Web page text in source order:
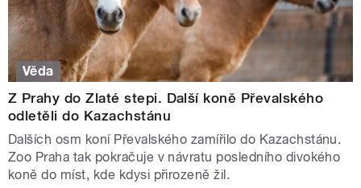
Věda
Z Prahy do Zlaté stepi. Další koně Převalského
odletěli do Kazachstánu
Dalších osm koní Převalského zamířilo do Kazachstánu.
Zoo Praha tak pokračuje v návratu posledního divokého
koně do míst, kde kdysi přirozeně žil.